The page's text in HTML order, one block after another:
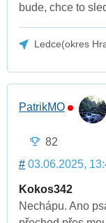
bude, chce to
Ledce(okres
PatrikMO
82
# 03.06.2025,
Kokos342
Nechápu. Ano